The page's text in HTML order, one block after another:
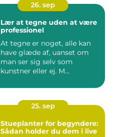
26. sep
Lær at tegne uden at være
professionel
At tegne er noget, alle kan
have glæde af, uanset om
man ser sig selv som
kunstner eller ej. M...
25. sep
Stueplanter for begyndere:
Sådan holder du dem i live